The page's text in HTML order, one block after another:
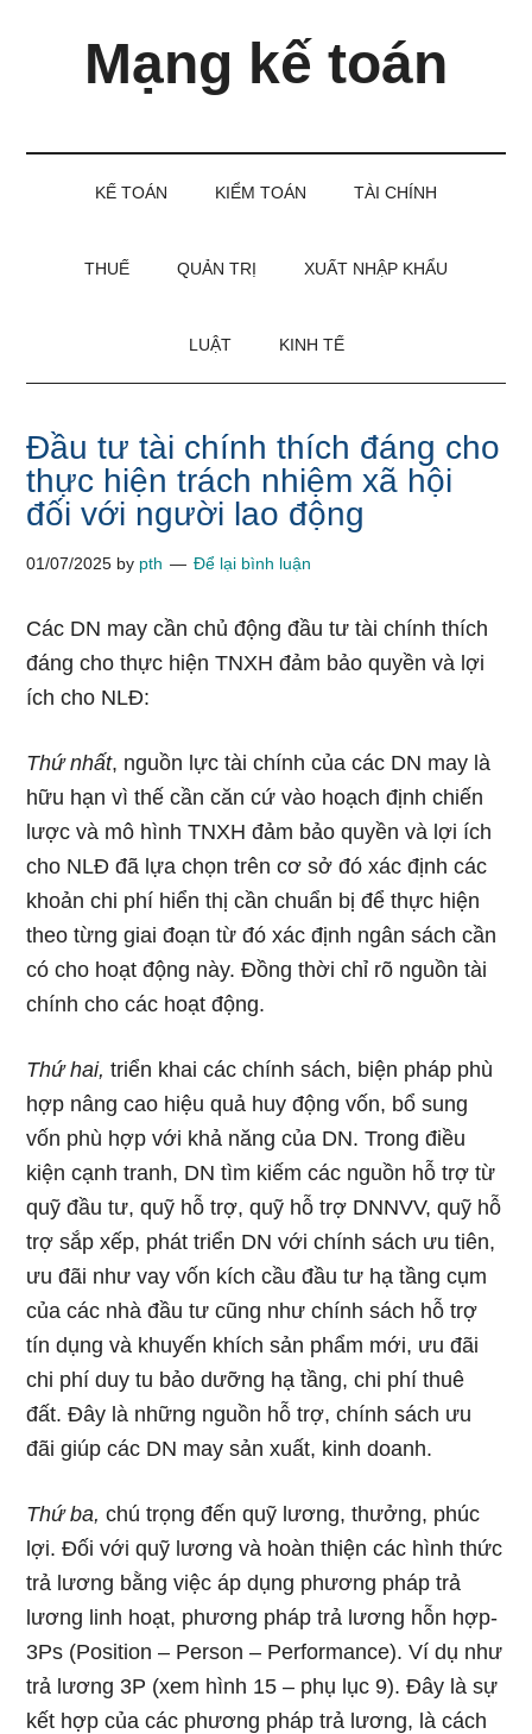
Mạng kế toán
KẾ TOÁN KIỂM TOÁN TÀI CHÍNH
THUẾ QUẢN TRỊ XUẤT NHẬP KHẨU
LUẬT KINH TẾ
Đầu tư tài chính thích đáng cho
thực hiện trách nhiệm xã hội
đối với người lao động
01/07/2025 by pth Để lại bình luận
Các DN may cần chủ động đầu tư tài chính thích
đáng cho thực hiện TNXH đảm bảo quyền và lợi
ích cho NLĐ:
Thứ nhất, nguồn lực tài chính của các DN may là
hữu hạn vì thế cần căn cứ vào hoạch định chiến
lược và mô hình TNXH đảm bảo quyền và lợi ích
cho NLĐ đã lựa chọn trên cơ sở đó xác định các
khoản chi phí hiển thị cần chuẩn bị để thực hiện
theo từng giai đoạn từ đó xác định ngân sách cần
có cho hoạt động này. Đồng thời chỉ rõ nguồn tài
chính cho các hoạt động.
Thứ hai,triển khai các chính sách, biện pháp phù
hợp nâng cao hiệu quả huy động vốn, bổ sung
vốn phù hợp với khả năng của DN. Trong điều
kiện cạnh tranh, DN tìm kiếm các nguồn hỗ trợ từ
quỹ đầu tư, quỹ hỗ trợ, quỹ hỗ trợ DNNVV, quỹ hỗ
trợ sắp xếp, phát triển DN với chính sách ưu tiên,
ưu đãi như vay vốn kích cầu đầu tư hạ tầng cụm
của các nhà đầu tư cũng như chính sách hỗ trợ
tín dụng và khuyến khích sản phẩm mới, ưu đãi
chi phí duy tu bảo dưỡng hạ tầng, chi phí thuê
đất. Đây là những nguồn hỗ trợ, chính sách ưu
đãi giúp các DN may sản xuất, kinh doanh.
Thứ ba,chú trọng đến quỹ lương, thưởng, phúc
lợi. Đối với quỹ lương và hoàn thiện các hình thức
trả lương bằng việc áp dụng phương pháp trả
lương linh hoạt, phương pháp trả lương hỗn hợp-
3Ps (Position – Person – Performance). Ví dụ như
trả lương 3P (xem hình 15 – phụ lục 9). Đây là sự
kết hợp của các phương pháp trả lương, là cách